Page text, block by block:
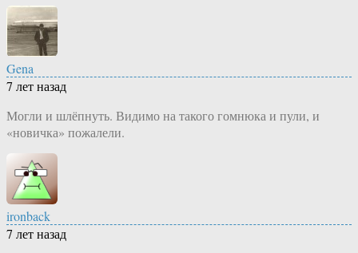
Gena
7 лет назад
Могли и шлёпнуть. Видимо на такого гомнюка и пули, и
«новичка» пожалели.
ironback
7 лет назад